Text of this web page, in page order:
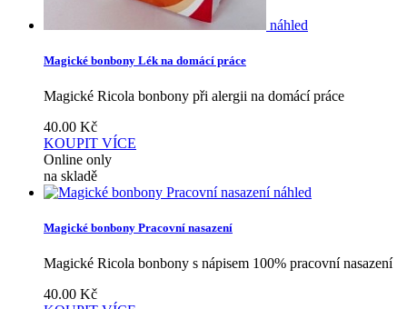
náhled
Magické bonbony Lék na domácí práce
Magické Ricola bonbony při alergii na domácí práce
40.00 Kč
KOUPIT VÍCE
Online only
na skladě
náhled
Magické bonbony Pracovní nasazení
Magické Ricola bonbony s nápisem 100% pracovní nasazení
40.00 Kč